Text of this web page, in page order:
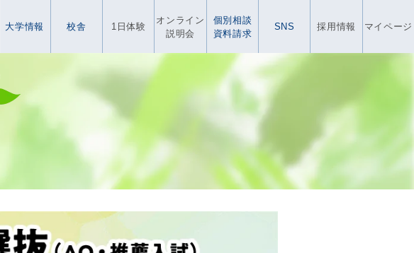
大学情報 校舎 1日体験
オンライン
説明会
個別相談
資料請求
SNS 採用情報 マイページ